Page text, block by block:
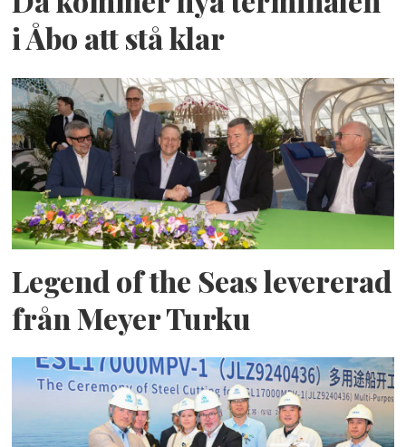
i Åbo att stå klar
Legend of the Seas levererad
från Meyer Turku